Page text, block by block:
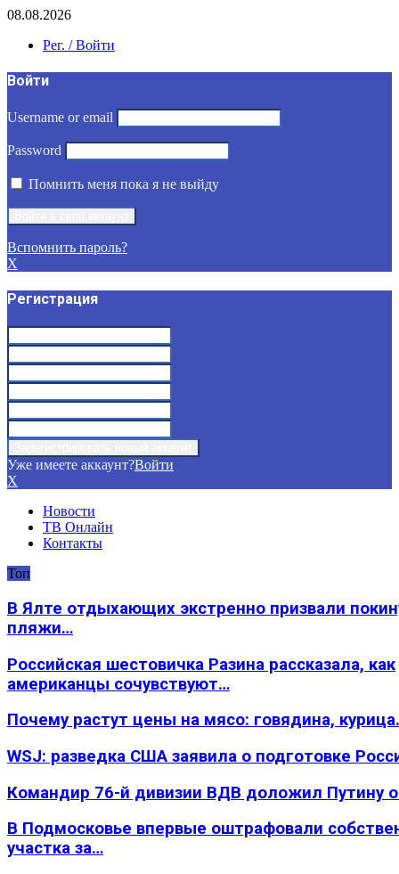
08.08.2026
Рег. / Войти
Войти
Username or email
Password
Помнить меня пока я не выйду
Вспомнить пароль?
X
Регистрация
Уже имеете аккаунт?Войти
X
Новости
ТВ Онлайн
Контакты
Топ
В Ялте отдыхающих экстренно призвали
пляжи…
Российская шестовичка Разина рассказала, как
американцы сочувствуют…
Почему растут цены на мясо: говядина,
WSJ: разведка США заявила о подготовке
Командир 76-й дивизии ВДВ доложил Путину
В Подмосковье впервые оштрафовали
участка за…